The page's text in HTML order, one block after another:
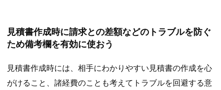
見積書作成時に請求との差額などのトラブルを防ぐ
ため備考欄を有効に使おう
見積書作成時には、相手にわかりやすい見積書の作成を心
がけること、諸経費のことも考えてトラブルを回避する意